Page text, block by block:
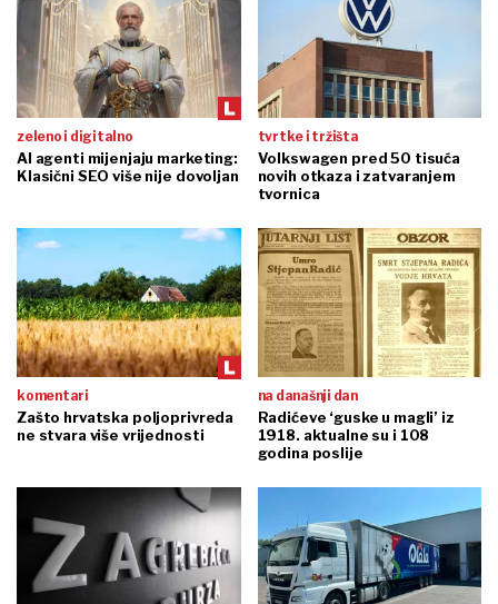
zeleno i digitalno
AI agenti mijenjaju marketing:
Klasični SEO više nije dovoljan
tvrtke i tržišta
Volkswagen pred 50 tisuća
novih otkaza i zatvaranjem
tvornica
komentari
Zašto hrvatska poljoprivreda
ne stvara više vrijednosti
na današnji dan
Radićeve ‘guske u magli’ iz
1918. aktualne su i 108
godina poslije